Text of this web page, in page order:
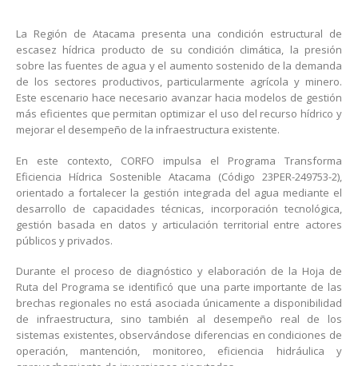
La Región de Atacama presenta una condición estructural de
escasez hídrica producto de su condición climática, la presión
sobre las fuentes de agua y el aumento sostenido de la demanda
de los sectores productivos, particularmente agrícola y minero.
Este escenario hace necesario avanzar hacia modelos de gestión
más eficientes que permitan optimizar el uso del recurso hídrico y
mejorar el desempeño de la infraestructura existente.
En este contexto, CORFO impulsa el Programa Transforma
Eficiencia Hídrica Sostenible Atacama (Código 23PER-249753-2),
orientado a fortalecer la gestión integrada del agua mediante el
desarrollo de capacidades técnicas, incorporación tecnológica,
gestión basada en datos y articulación territorial entre actores
públicos y privados.
Durante el proceso de diagnóstico y elaboración de la Hoja de
Ruta del Programa se identificó que una parte importante de las
brechas regionales no está asociada únicamente a disponibilidad
de infraestructura, sino también al desempeño real de los
sistemas existentes, observándose diferencias en condiciones de
operación, mantención, monitoreo, eficiencia hidráulica y